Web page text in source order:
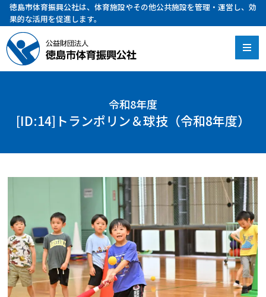
徳島市体育振興公社は、体育施設やその他公共施設を管理・運営し、効
果的な活用を促進します。
令和8年度
[ID:14]トランポリン＆球技（令和8年度）